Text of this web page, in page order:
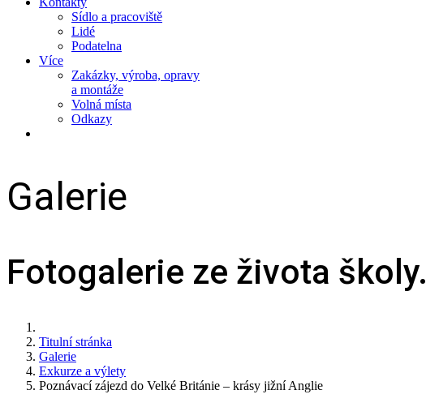
Sídlo a pracoviště
Lidé
Podatelna
Více
Zakázky, výroba, opravy
a montáže
Volná místa
Odkazy
Galerie
Fotogalerie ze života školy.
Titulní stránka
Galerie
Exkurze a výlety
Poznávací zájezd do Velké Británie – krásy jižní Anglie